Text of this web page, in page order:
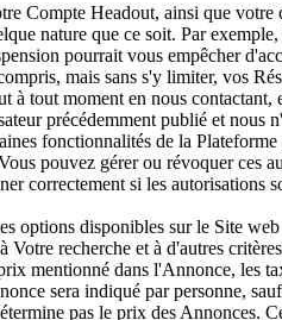
Compte Headout, ainsi que
nature que ce soit. Par
pourrait vous empêcher
mais sans s'y limiter, vos
tout moment en nous
précédemment publié et nous
fonctionnalités de la
pouvez gérer ou révoquer
correctement si les autorisations
options disponibles sur le Site
Votre recherche et à d'autres
mentionné dans l'Annonce, les
sera indiqué par personne,
pas le prix des Annonces.